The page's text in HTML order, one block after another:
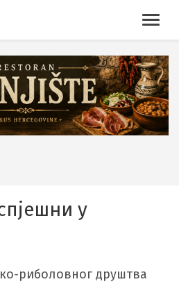
у
риболовног друштва